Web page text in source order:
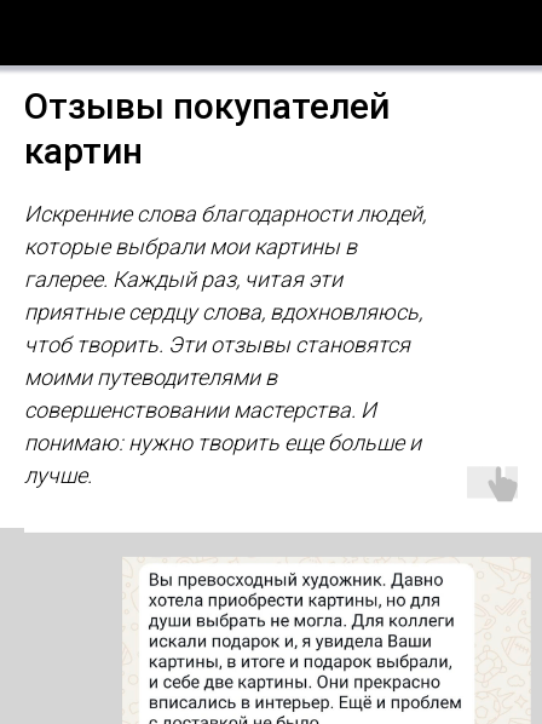
Отзывы покупателей
картин
Искренние слова благодарности людей,
которые выбрали мои картины в
галерее. Каждый раз, читая эти
приятные сердцу слова, вдохновляюсь,
чтоб творить. Эти отзывы становятся
моими путеводителями в
совершенствовании мастерства. И
понимаю: нужно творить еще больше и
лучше.